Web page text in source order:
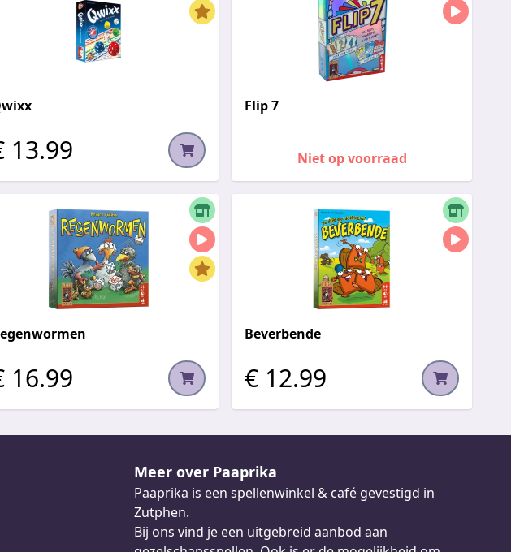
13.99
Flip 7
Niet op voorraad
16.99
Beverbende
€ 12.99
Meer over Paaprika
Paaprika is een spellenwinkel & café gevestigd in
Zutphen.
Bij ons vind je een uitgebreid aanbod aan